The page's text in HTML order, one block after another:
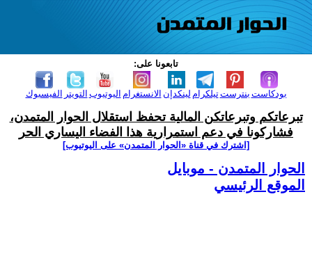
تابعونا على:
الفيسبوك التويتر اليوتيوب الانستغرام لينكدإن تيلكرامبنترست بودكاست
تبرعاتكم وتبرعاتكن المالية تحفظ استقلال الحوار المتمدن،
فشاركونا في دعم استمرارية هذا الفضاء اليساري الحر
[اشترك في قناة ‫«الحوار المتمدن» على اليوتيوب]
الحوار المتمدن - موبايل
الموقع الرئيسي